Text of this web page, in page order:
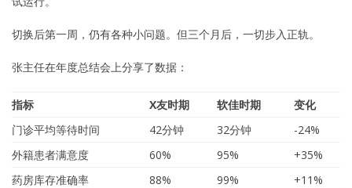
切换后第一周，仍有各种小问题。但三个月后，一切步入正轨。
张主任在年度总结会上分享了数据：
指标 X友时期 软佳时期
变化
门诊平均等待时间
42分钟 32分钟
-24%
外籍患者满意度
60% 95%
+35%
药房库存准确率
88% 99%
+11%